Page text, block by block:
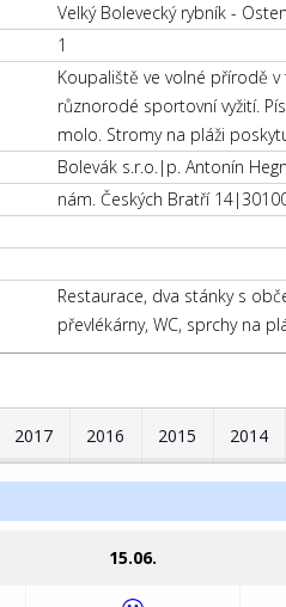
Velký Bolevecký rybník -
1
Koupaliště ve volné přírodě
různorodé sportovní vyžití.
molo. Stromy na pláži
Bolevák s.r.o.|p. Antonín
nám. Českých Bratří
Restaurace, dva stánky s
převlékárny, WC, sprchy na
2017 2016 2015 2014
15.06.